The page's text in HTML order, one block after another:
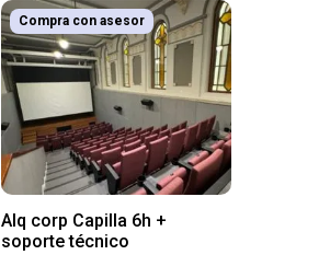
Alq corp Capilla 6h +
soporte técnico
Compra con asesor